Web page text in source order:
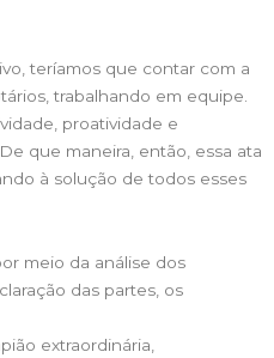
teríamos que contar com a
trabalhando em equipe.
proatividade e
que maneira, então, essa ata
à solução de todos esses
meio da análise dos
das partes, os
extraordinária,